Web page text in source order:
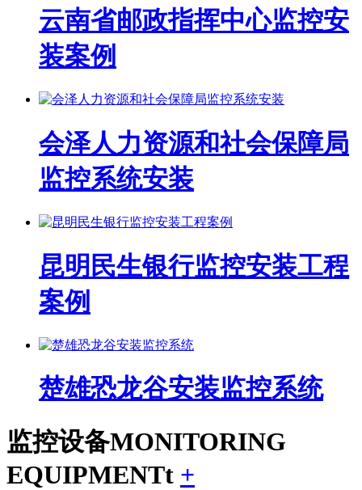
云南省邮政指挥中心监控安
装案例
会泽人力资源和社会保障局
监控系统安装
昆明民生银行监控安装工程
案例
楚雄恐龙谷安装监控系统
监控设备MONITORING
EQUIPMENTt +